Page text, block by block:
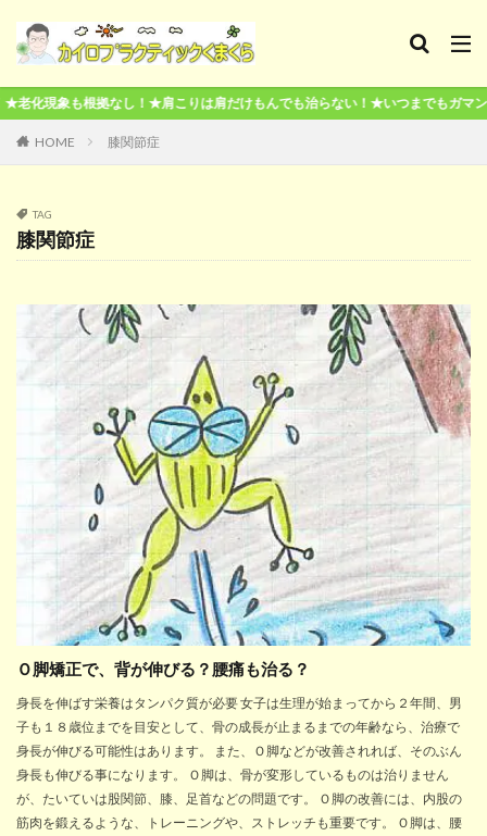
拠なし！★肩こりは肩だけもんでも治らない！★いつまでもガマンしても治ら
HOME 膝関節症
TAG
膝関節症
Ｏ脚矯正で、背が伸びる？腰痛も治る？
身長を伸ばす栄養はタンパク質が必要 女子は生理が始まってから２年間、男
子も１８歳位までを目安として、骨の成長が止まるまでの年齢なら、治療で
身長が伸びる可能性はあります。 また、Ｏ脚などが改善されれば、そのぶん
身長も伸びる事になります。 Ｏ脚は、骨が変形しているものは治りません
が、たいていは股関節、膝、足首などの問題です。 Ｏ脚の改善には、内股の
筋肉を鍛えるような、トレーニングや、ストレッチも重要です。 Ｏ脚は、腰